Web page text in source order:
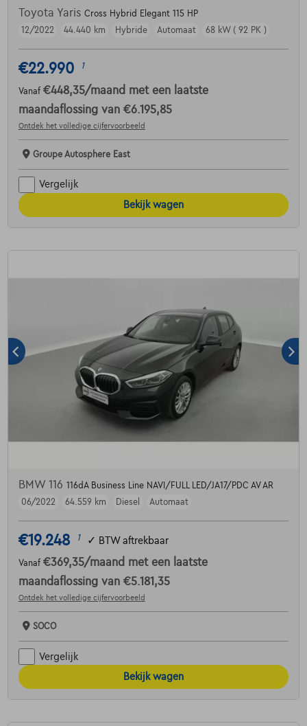
Toyota Yaris Cross Hybrid Elegant 115 HP
12/2022
44.440 km Hybride Automaat 68 kW ( 92 PK )
€22.990 1
Vanaf €448,35/maand met een laatste
maandaflossing van €6.195,85
Ontdek het volledige cijfervoorbeeld
Groupe Autosphere East
Vergelijk
Bekijk wagen
BMW 116 116dA Business Line NAVI/FULL LED/JA17/PDC AV AR
06/2022
64.559 km Diesel Automaat
€19.248 1 ✓ BTW aftrekbaar
Vanaf €369,35/maand met een laatste
maandaflossing van €5.181,35
Ontdek het volledige cijfervoorbeeld
SOCO
Vergelijk
Bekijk wagen